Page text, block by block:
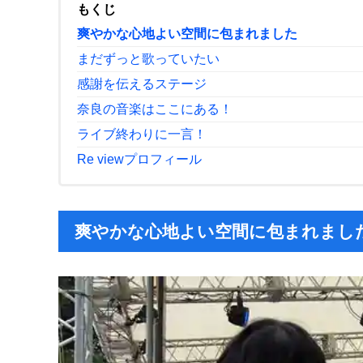
もくじ
爽やかな心地よい空間に包まれました
まだずっと歌っていたい
感謝を伝えるステージ
奈良の音楽はここにある！
ライブ終わりに一言！
Re viewプロフィール
爽やかな心地よい空間に包まれまし